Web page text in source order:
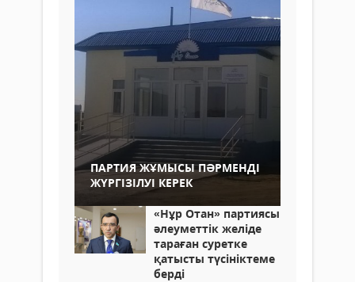
ПАРТИЯ ЖҰМЫСЫ ПӘРМЕНДІ
ЖҮРГІЗІЛУІ КЕРЕК
«Нұр Отан» партиясы
әлеуметтік желіде
тараған суретке
қатысты түсініктеме
берді